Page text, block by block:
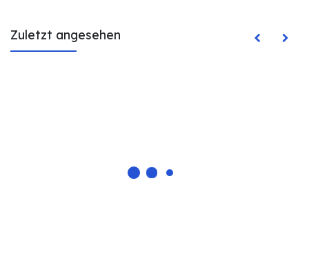
Zuletzt angesehen